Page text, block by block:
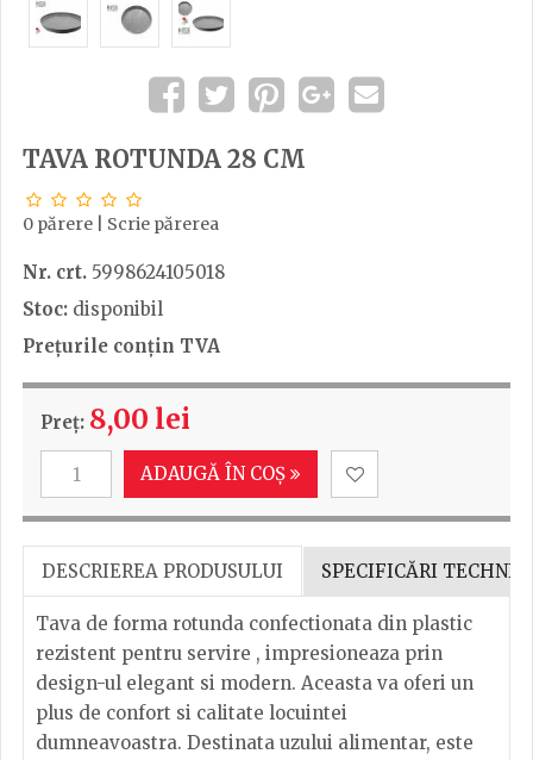
TAVA ROTUNDA 28 CM
0 părere Scrie părerea
Nr. crt. 5998624105018
Stoc: disponibil
Prețurile conțin TVA
Preț: 8,00 lei
ADAUGĂ ÎN COȘ
DESCRIEREA PRODUSULUI SPECIFICĂRI
Tava de forma rotunda confectionata din plastic
rezistent pentru servire , impresioneaza prin
design-ul elegant si modern. Aceasta va oferi un
plus de confort si calitate locuintei
dumneavoastra. Destinata uzului alimentar, este